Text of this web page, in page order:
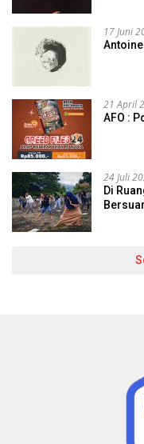
17 Juni
21 April
AFO :
24 Juli
Di